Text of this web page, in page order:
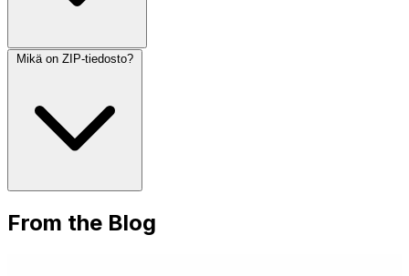
Mikä on ZIP-tiedosto?
From the Blog